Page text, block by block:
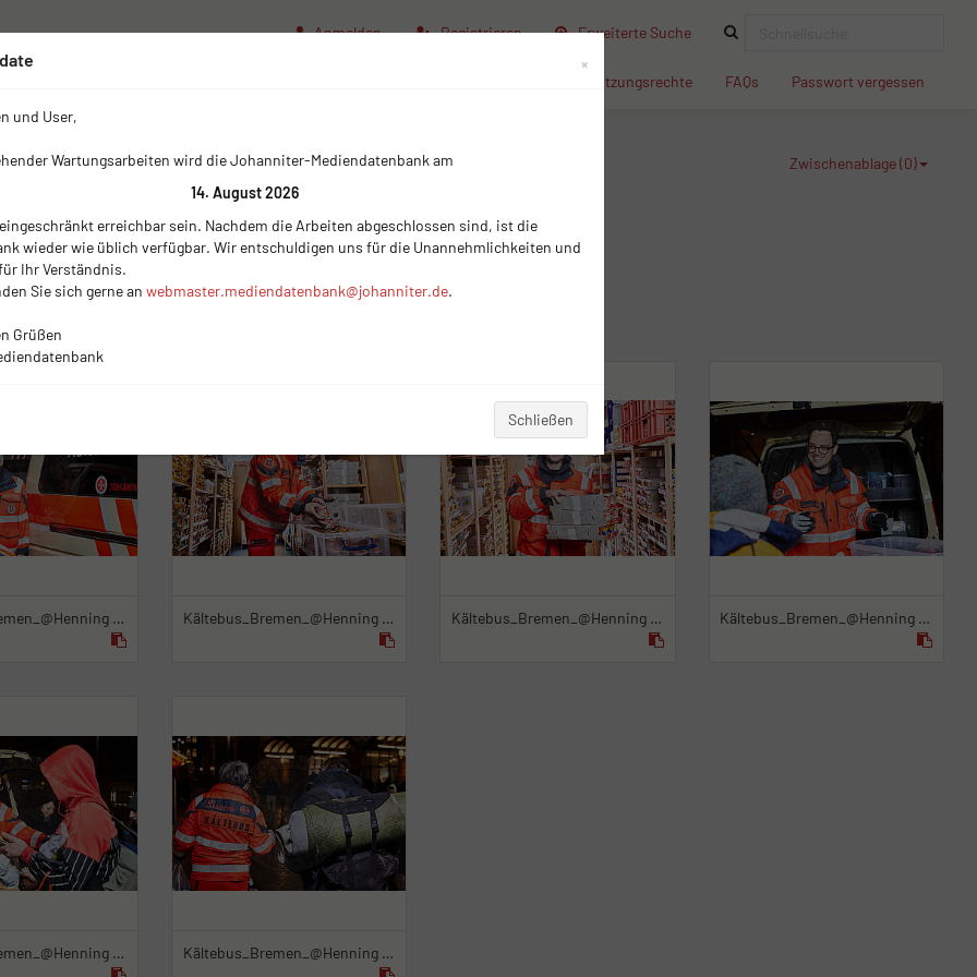
Anmelden Registrieren Erweiterte Suche(current)
(current)Nutzungsrechte(current)
FAQs (current)Passwort vergessen
Zwischenablage (0)
- 6 Medien
Kältebus_Bremen_@Henning Stauch_7.12.2022_1 Kältebus_Bremen_@Henning Stauch_7.12.2022_3 Kältebus_Bremen_@Henning Stauch_7.12.2022_4 Kältebus_Bremen_@Henning Stauch_7.12.2022_6
Kältebus_Bremen_@Henning Stauch_7.12.2022_16 Kältebus_Bremen_@Henning Stauch_7.12.2022_19
×
und User,
Wartungsarbeiten wird die Johanniter-Mediendatenbank am
14. August 2026
erreichbar sein. Nachdem die Arbeiten abgeschlossen sind, ist die
wieder wie üblich verfügbar. Wir entschuldigen uns für die Unannehmlichkeiten und
Ihr Verständnis.
Sie sich gerne an webmaster.mediendatenbank@johanniter.de.
Grüßen
Schließen